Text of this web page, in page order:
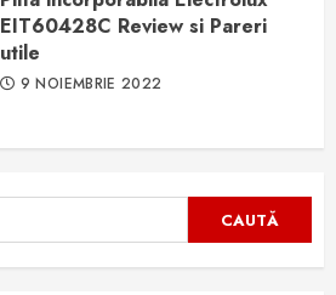
EIT60428C Review si Pareri
utile
9 NOIEMBRIE 2022